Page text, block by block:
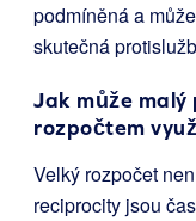
podmíněná a
skutečná
Jak může malý
rozpočtem
Velký rozpočet
reciprocity jsou